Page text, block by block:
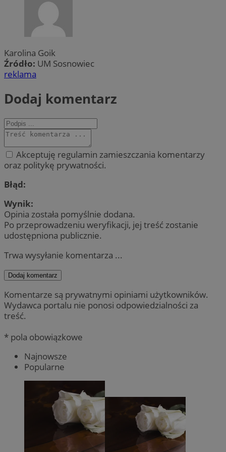
Karolina Goik
Źródło: UM Sosnowiec
reklama
Dodaj komentarz
Akceptuję regulamin zamieszczania komentarzy
oraz politykę prywatności.
Błąd:
Wynik:
Opinia została pomyślnie dodana.
Po przeprowadzeniu weryfikacji, jej treść zostanie
udostępniona publicznie.
Trwa wysyłanie komentarza ...
Dodaj komentarz
Komentarze są prywatnymi opiniami użytkowników.
Wydawca portalu nie ponosi odpowiedzialności za
treść.
* pola obowiązkowe
Najnowsze
Popularne